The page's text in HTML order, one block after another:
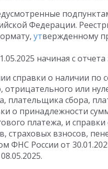
Федерации.
утвержденному
начиная с
справки о наличии по
или
плательщика сбора,
о принадлежности
платежа, и
страховых взносов,
ФНС России от
.